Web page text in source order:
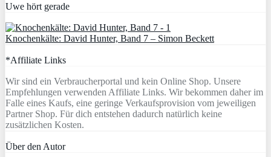
Uwe hört gerade
Knochenkälte: David Hunter, Band 7 – Simon Beckett
*Affiliate Links
Wir sind ein Verbraucherportal und kein Online Shop. Unsere
Empfehlungen verwenden Affiliate Links. Wir bekommen daher im
Falle eines Kaufs, eine geringe Verkaufsprovision vom jeweiligen
Partner Shop. Für dich entstehen dadurch natürlich keine
zusätzlichen Kosten.
Über den Autor